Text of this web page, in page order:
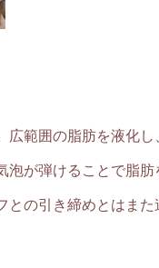
広範囲の脂肪を液化
泡が弾けることで脂
との引き締めとはま